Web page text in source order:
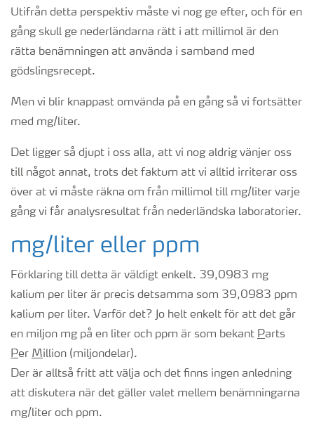
Utifrån detta perspektiv måste vi nog ge efter, och för en
gång skull ge nederländarna rätt i att millimol är den
rätta benämningen att använda i samband med
gödslingsrecept.
Men vi blir knappast omvända på en gång så vi fortsätter
med mg/liter.
Det ligger så djupt i oss alla, att vi nog aldrig vänjer oss
till något annat, trots det faktum att vi alltid irriterar oss
över at vi måste räkna om från millimol till mg/liter varje
gång vi får analysresultat från nederländska laboratorier.
mg/liter eller ppm
Förklaring till detta är väldigt enkelt. 39,0983 mg
kalium per liter är precis detsamma som 39,0983 ppm
kalium per liter. Varför det? Jo helt enkelt för att det går
en miljon mg på en liter och ppm är som bekant Parts
Per Million (miljondelar).
Der är alltså fritt att välja och det finns ingen anledning
att diskutera när det gäller valet mellem benämningarna
mg/liter och ppm.